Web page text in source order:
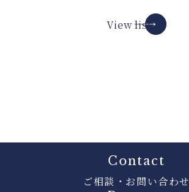
View list
Contact
ご相談・お問い合わせ